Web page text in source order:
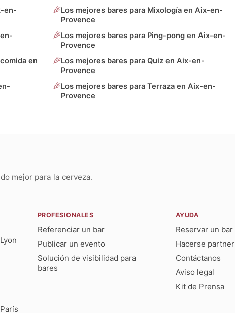
en-
Los mejores bares para Mixología en Aix-en-
Provence
Los mejores bares para Ping-pong en Aix-en-
Provence
en
Los mejores bares para Quiz en Aix-en-
Provence
Los mejores bares para Terraza en Aix-en-
Provence
mejor para la cerveza.
PROFESIONALES
Referenciar un bar
Publicar un evento
Solución de visibilidad para
bares
AYUDA
Reservar un bar
Hacerse partner
Contáctanos
Aviso legal
Kit de Prensa